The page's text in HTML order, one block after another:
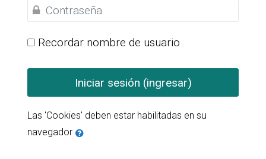
Contraseña
Recordar nombre de usuario
Iniciar sesión (ingresar)
Las 'Cookies' deben estar habilitadas en su
navegador